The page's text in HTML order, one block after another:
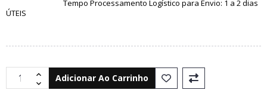
Tempo Processamento Logístico para Envio: 1 a 2 dias
ÚTEIS
Adicionar Ao Carrinho